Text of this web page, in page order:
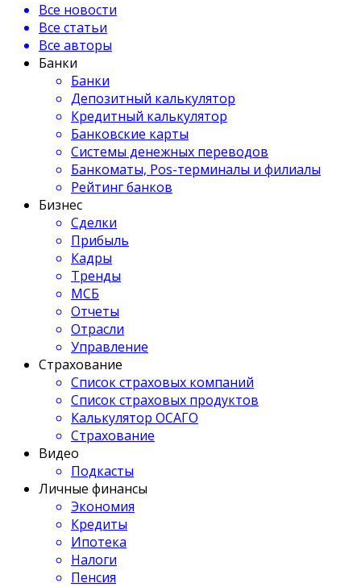
Все новости
Все статьи
Все авторы
Банки
Банки
Депозитный калькулятор
Кредитный калькулятор
Банковские карты
Системы денежных переводов
Банкоматы, Pos-терминалы и филиалы
Рейтинг банков
Бизнес
Сделки
Прибыль
Кадры
Тренды
МСБ
Отчеты
Отрасли
Управление
Страхование
Список страховых компаний
Список страховых продуктов
Калькулятор ОСАГО
Страхование
Видео
Подкасты
Личные финансы
Экономия
Кредиты
Ипотека
Налоги
Пенсия